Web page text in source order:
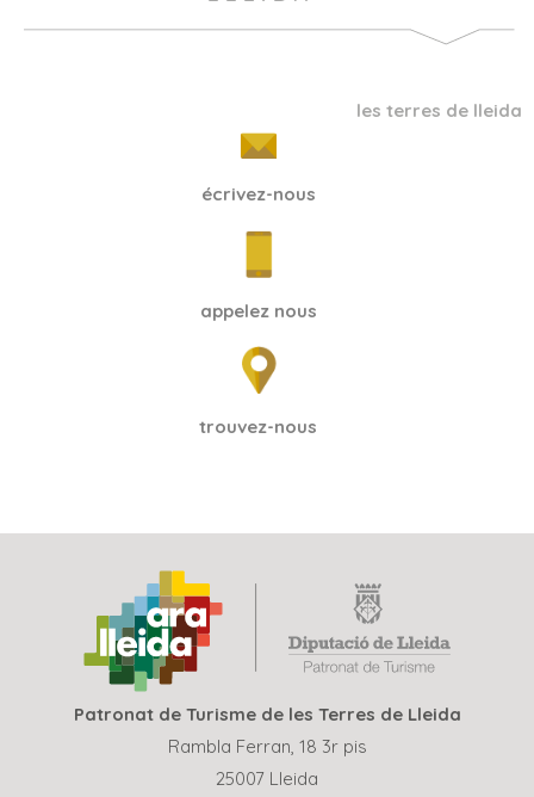
les terres de lleida
écrivez-nous
appelez nous
trouvez-nous
Patronat de Turisme de les Terres de Lleida
Rambla Ferran, 18 3r pis
25007 Lleida